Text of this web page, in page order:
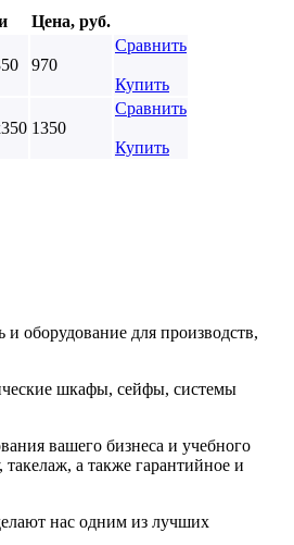
Цена, руб.
970
Сравнить
Купить
1350
Сравнить
Купить
оборудование для производств,
шкафы, сейфы, системы
вашего бизнеса и учебного
а также гарантийное и
нас одним из лучших